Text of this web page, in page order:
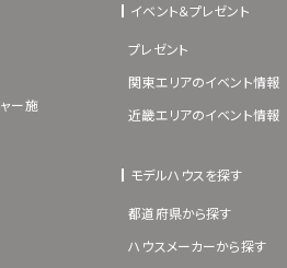
ー施
イベント＆プレゼント
プレゼント
関東エリアのイベント情報
近畿エリアのイベント情報
モデルハウスを探す
都道府県から探す
ハウスメーカーから探す